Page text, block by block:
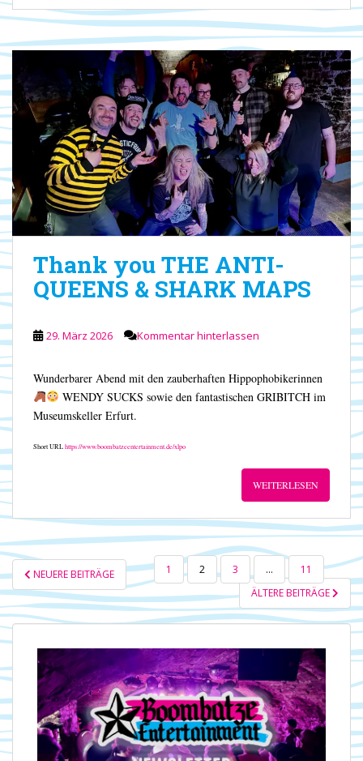
Thank you THE ANTI-
QUEENS & SHARK MAPS
29. März 2026 Kommentar hinterlassen
Wunderbarer Abend mit den zauberhaften Hippophobikerinnen
WENDY SUCKS sowie den fantastischen GRIBITCH im
Museumskeller Erfurt.
Short URLhttps://www.boombatzeentertainment.de/xlpo
WEITERLESEN
SEITENNUMMERIERUNG
DER
BEITRÄGE
NEUERE BEITRÄGE 1 2 3 …
11
ÄLTERE BEITRÄGE